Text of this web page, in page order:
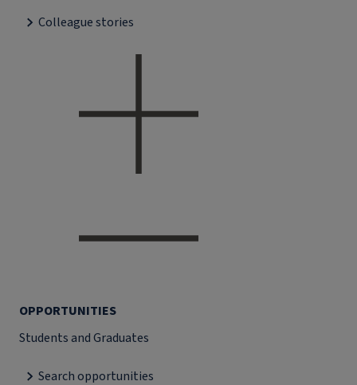
Colleague stories
OPPORTUNITIES
Students and Graduates
Search opportunities